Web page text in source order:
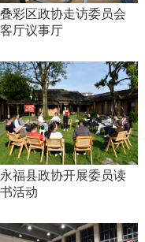
叠彩区政协走访委员会
客厅议事厅
永福县政协开展委员读
书活动